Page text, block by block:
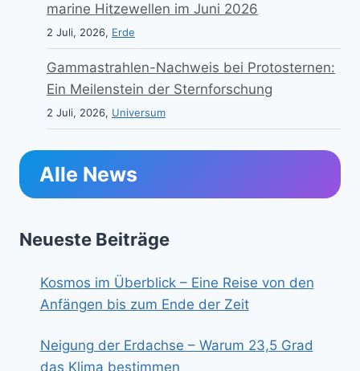
marine Hitzewellen im Juni 2026
2 Juli, 2026, Erde
Gammastrahlen-Nachweis bei Protosternen:
Ein Meilenstein der Sternforschung
2 Juli, 2026, Universum
Alle News
Neueste Beiträge
Kosmos im Überblick – Eine Reise von den
Anfängen bis zum Ende der Zeit
Neigung der Erdachse – Warum 23,5 Grad
das Klima bestimmen